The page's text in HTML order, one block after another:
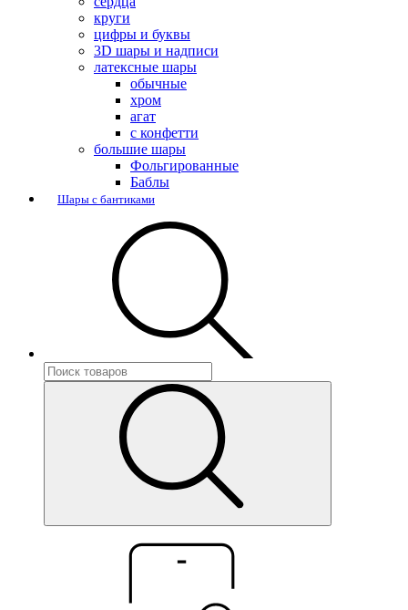
круги
цифры и буквы
3D шары и надписи
латексные шары
обычные
хром
агат
с конфетти
большие шары
Фольгированные
Баблы
Шары с бантиками